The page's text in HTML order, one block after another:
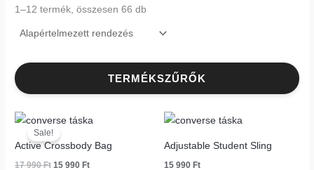
1–12 termék, összesen 66 db
TERMÉKSZŰRŐK
Sale!
Active Crossbody Bag
17 990Ft
Original
price
was:
17
990 Ft.
15 990 Ft
Current
15
990 Ft.
Adjustable Student Sling
15 990 Ft